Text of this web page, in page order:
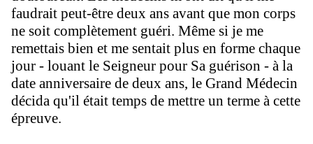
faudrait peut-être deux ans avant que mon corps
ne soit complètement guéri. Même si je me
remettais bien et me sentait plus en forme chaque
jour - louant le Seigneur pour Sa guérison - à la
date anniversaire de deux ans, le Grand Médecin
décida qu'il était temps de mettre un terme à cette
épreuve.